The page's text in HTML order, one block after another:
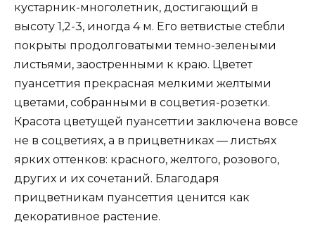
кустарник-многолетник, достигающий в
высоту 1,2-3, иногда 4 м. Его ветвистые стебли
покрыты продолговатыми темно-зелеными
листьями, заостренными к краю. Цветет
пуансеттия прекрасная мелкими желтыми
цветами, собранными в соцветия-розетки.
Красота цветущей пуансеттии заключена вовсе
не в соцветиях, а в прицветниках — листьях
ярких оттенков: красного, желтого, розового,
других и их сочетаний. Благодаря
прицветникам пуансеттия ценится как
декоративное растение.